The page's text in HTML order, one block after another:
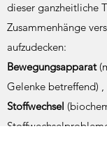
dieser ganzheitliche
Zusammenhänge
aufzudecken:
Bewegungsapparat
Gelenke betreffend) ,
Stoffwechsel